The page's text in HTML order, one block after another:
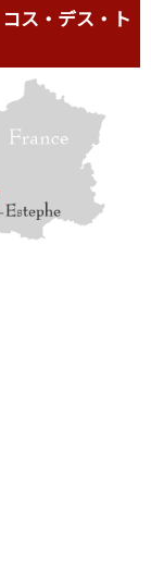
ス・デス・ト